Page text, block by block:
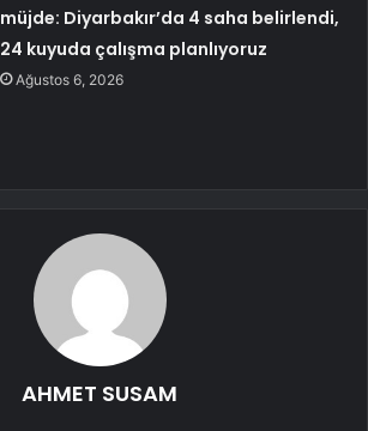
müjde: Diyarbakır’da 4 saha belirlendi,
24 kuyuda çalışma planlıyoruz
Ağustos 6, 2026
AHMET SUSAM